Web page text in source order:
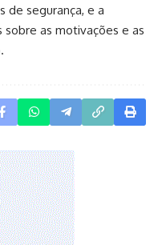
de segurança, e a
as motivações e as